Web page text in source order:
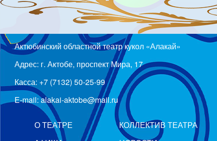
Актюбинский областной театр кукол «Алакай»
Адрес: г. Актобе, проспект Мира, 17
Касса: +7 (7132) 50-25-99
E-mail: alakai-aktobe@mail.ru
О ТЕАТРЕ
КОЛЛЕКТИВ ТЕАТРА